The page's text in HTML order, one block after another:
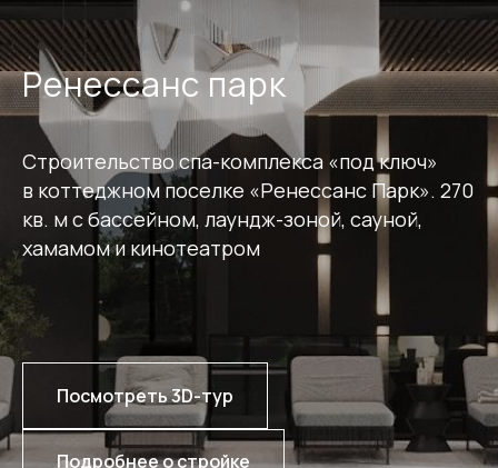
Ренессанс парк
Строительство спа-комплекса «под ключ»
в коттеджном поселке «Ренессанс Парк». 270
кв. м с бассейном, лаундж-зоной, сауной,
хамамом и к инотеатром
Посмотреть 3D-тур
Подробнее о стройке